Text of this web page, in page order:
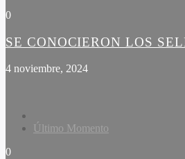
0
SE CONOCIERON LOS
4 noviembre, 2024
Último Momento
0